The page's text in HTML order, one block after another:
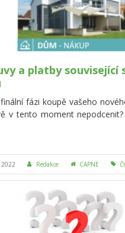
a platby související
fázi koupě vašeho
v tento moment
každou smlouvu
se však advokátních
pouze zákonem
a které nemají
nákupem či prodejem
koupě domu není
života. Budete
ale i mnohým
Redakce CAPNE